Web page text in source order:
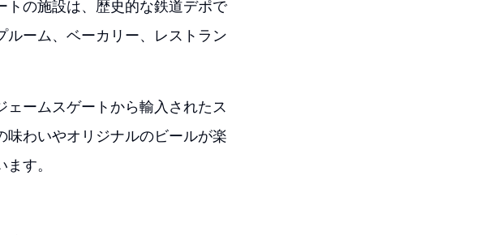
トの施設は、歴史的な鉄道デポで
ーム、ベーカリー、レストラン
ームスゲートから輸入されたス
味わいやオリジナルのビールが楽
す。